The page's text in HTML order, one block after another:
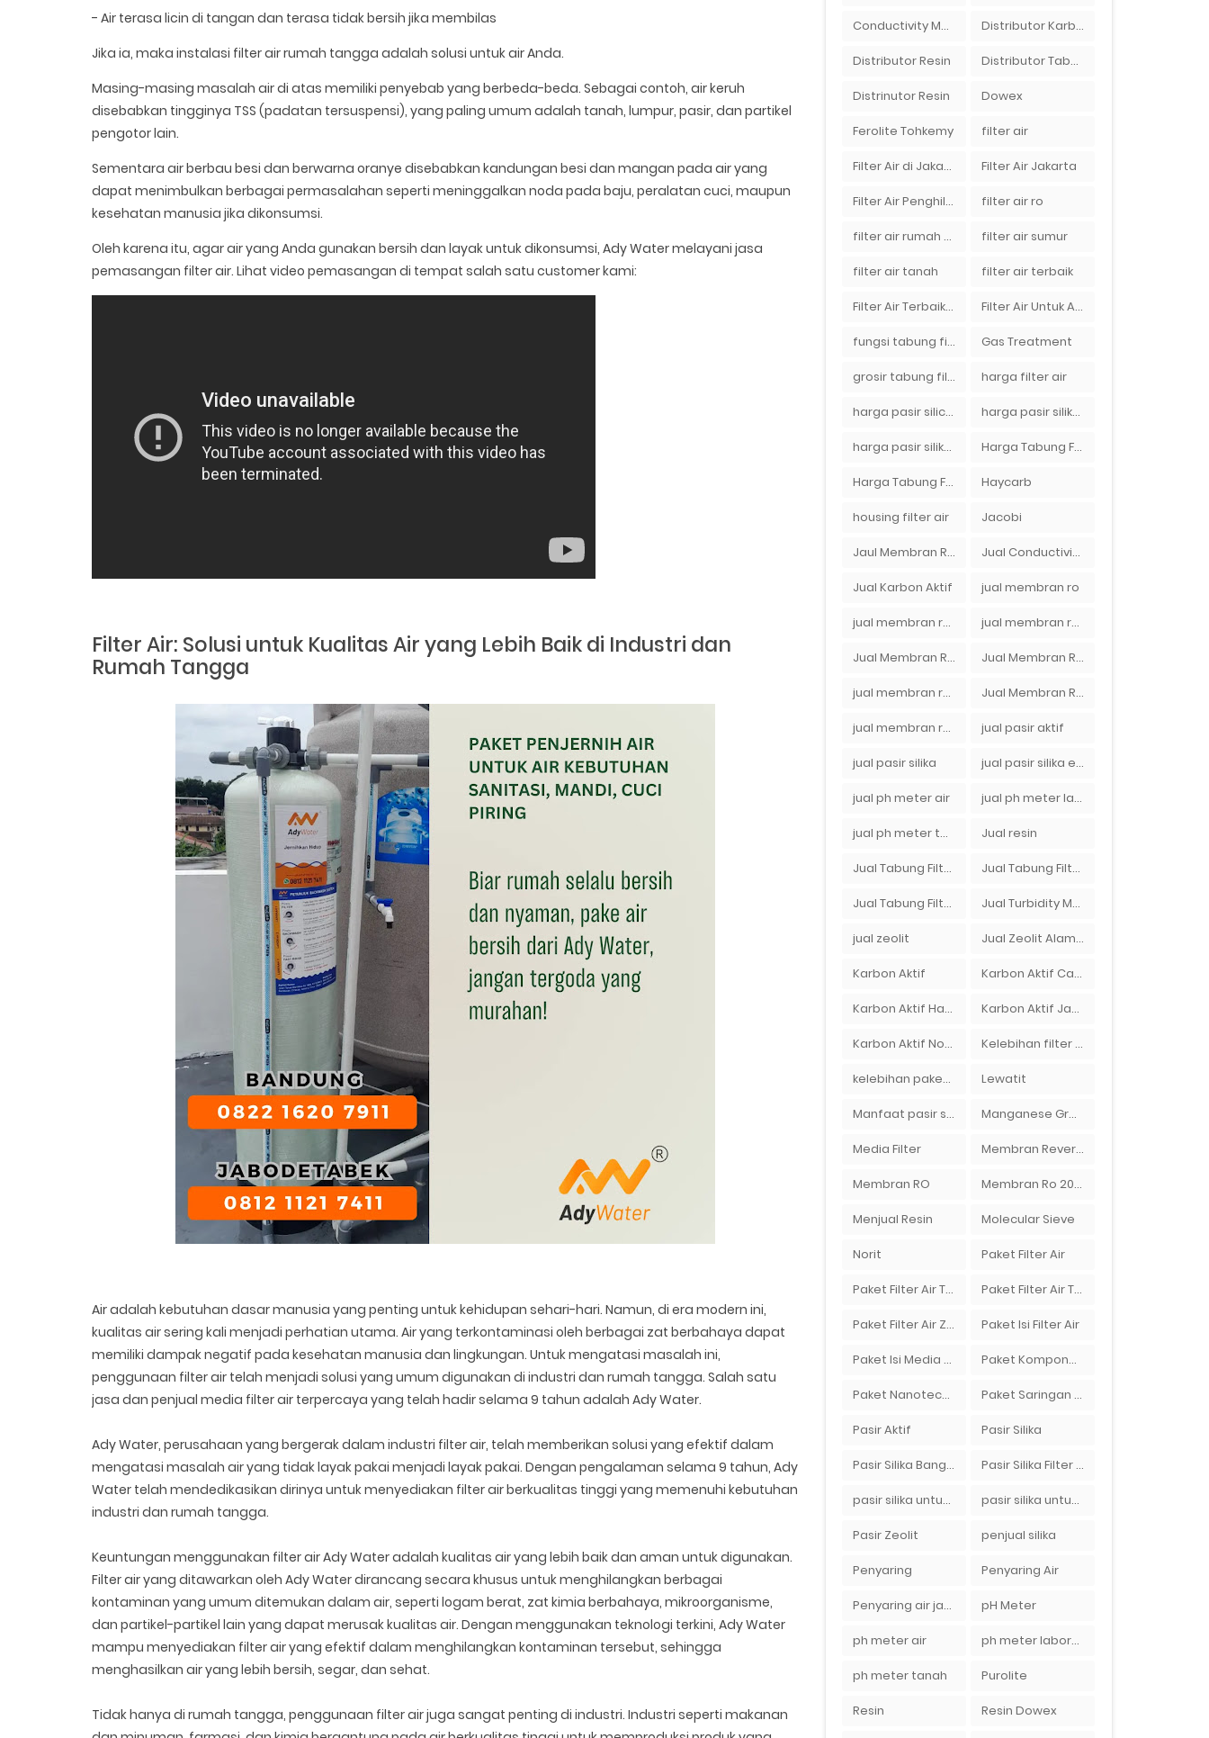
- Air terasa licin di tangan dan terasa tidak bersih jika membilas
Jika ia, maka instalasi filter air rumah tangga adalah solusi untuk air Anda.
Masing-masing masalah air di atas memiliki penyebab yang berbeda-beda. Sebagai contoh, air keruh
disebabkan tingginya TSS (padatan tersuspensi), yang paling umum adalah tanah, lumpur, pasir, dan partikel
pengotor lain.
Sementara air berbau besi dan berwarna oranye disebabkan kandungan besi dan mangan pada air yang
dapat menimbulkan berbagai permasalahan seperti meninggalkan noda pada baju, peralatan cuci, maupun
kesehatan manusia jika dikonsumsi.
Oleh karena itu, agar air yang Anda gunakan bersih dan layak untuk dikonsumsi, Ady Water melayani jasa
pemasangan filter air. Lihat video pemasangan di tempat salah satu customer kami:
Filter Air: Solusi untuk Kualitas Air yang Lebih Baik di Industri dan
Rumah Tangga
Air adalah kebutuhan dasar manusia yang penting untuk kehidupan sehari-hari. Namun, di era modern ini,
kualitas air sering kali menjadi perhatian utama. Air yang terkontaminasi oleh berbagai zat berbahaya dapat
memiliki dampak negatif pada kesehatan manusia dan lingkungan. Untuk mengatasi masalah ini,
penggunaan filter air telah menjadi solusi yang umum digunakan di industri dan rumah tangga. Salah satu
jasa dan penjual media filter air terpercaya yang telah hadir selama 9 tahun adalah Ady Water.
Ady Water, perusahaan yang bergerak dalam industri filter air, telah memberikan solusi yang efektif dalam
mengatasi masalah air yang tidak layak pakai menjadi layak pakai. Dengan pengalaman selama 9 tahun, Ady
Water telah mendedikasikan dirinya untuk menyediakan filter air berkualitas tinggi yang memenuhi kebutuhan
industri dan rumah tangga.
Keuntungan menggunakan filter air Ady Water adalah kualitas air yang lebih baik dan aman untuk digunakan.
Filter air yang ditawarkan oleh Ady Water dirancang secara khusus untuk menghilangkan berbagai
kontaminan yang umum ditemukan dalam air, seperti logam berat, zat kimia berbahaya, mikroorganisme,
dan partikel-partikel lain yang dapat merusak kualitas air. Dengan menggunakan teknologi terkini, Ady Water
mampu menyediakan filter air yang efektif dalam menghilangkan kontaminan tersebut, sehingga
menghasilkan air yang lebih bersih, segar, dan sehat.
Tidak hanya di rumah tangga, penggunaan filter air juga sangat penting di industri. Industri seperti makanan
Conductivity Meter Distributor Karbon Aktif
Distributor Resin Distributor Tabung Filter Air FRP1054 di Bandung
Distrinutor Resin Dowex
Ferolite Tohkemy filter air
Filter Air di Jakarta Filter Air Jakarta
Filter Air Penghilang Bau filter air ro
filter air rumah tangga filter air sumur
filter air tanah filter air terbaik
Filter Air Terbaik di Jakarta Filter Air Untuk Aquarium
fungsi tabung filter Gas Treatment
grosir tabung filter air harga filter air
harga pasir silica per ton per kg harga pasir silika per ton per kg
harga pasir silika putih Harga Tabung Filter 1054
Harga Tabung Filter Air Sumur Haycarb
housing filter air Jacobi
Jaul Membran Ro 2000 GPD Harga Murah Jual Conductivity Meter Lutron
Jual Karbon Aktif jual membran ro
jual membran ro 2000 gpd murah jual membran ro di bandung
Jual Membran RO Di Jakarta Selatan Jual Membran RO Di Lampung
jual membran ro di surabaya Jual Membran Ro Murah : 082140002080
jual membran ro murah surabaya jual pasir aktif
jual pasir silika jual pasir silika eceran
jual ph meter air jual ph meter laboratorium
jual ph meter tanah Jual resin
Jual Tabung Filter Air Jual Tabung Filter Air Murah
Jual Tabung Filter Air Surabaya Jual Turbidity Meter Harga Murah Di Sulawesi
jual zeolit Jual Zeolit Alam Murah Di Surabaya
Karbon Aktif Karbon Aktif Calgon
Karbon Aktif Haycarb Karbon Aktif Jacobi
Karbon Aktif Norit Kelebihan filter air Ady Water untuk menyaring air sumur bor di rumah"
kelebihan paket filter air Ady Water Lewatit
Manfaat pasir silika bagi kehidupan Manganese Greensand Plus
Media Filter Membran Reverse Osmosis
Membran RO Membran Ro 2000 GPD
Menjual Resin Molecular Sieve
Norit Paket Filter Air
Paket Filter Air Tanah Paket Filter Air Tinggal Pasang
Paket Filter Air Zat Besi Tinggi Paket Isi Filter Air
Paket Isi Media Filter Air Paket Komponen Bahan Filter Air
Paket Nanotech Filter Air Paket Saringan Filter Air
Pasir Aktif Pasir Silika
Pasir Silika Bangka Pasir Silika Filter Air
pasir silika untuk boiler pasir silika untuk filter air
Pasir Zeolit penjual silika
Penyaring Penyaring Air
Penyaring air jakarta pH Meter
ph meter air ph meter laboratorium
ph meter tanah Purolite
Resin Resin Dowex